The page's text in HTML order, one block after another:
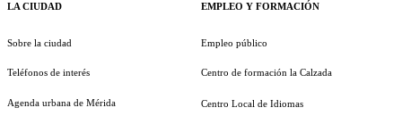
LA CIUDAD
Sobre la ciudad
Teléfonos de interés
Agenda urbana de Mérida
EMPLEO Y FORMACIÓN
Empleo público
Centro de formación la Calzada
Centro Local de Idiomas